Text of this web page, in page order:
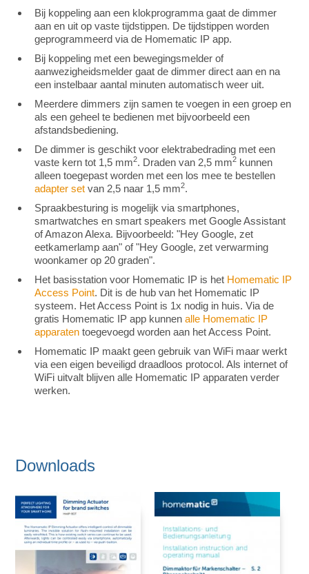
Bij koppeling aan een klokprogramma gaat de dimmer
aan en uit op vaste tijdstippen. De tijdstippen worden
geprogrammeerd via de Homematic IP app.
Bij koppeling met een bewegingsmelder of
aanwezigheidsmelder gaat de dimmer direct aan en na
een instelbaar aantal minuten automatisch weer uit.
Meerdere dimmers zijn samen te voegen in een groep en
als een geheel te bedienen met bijvoorbeeld een
afstandsbediening.
De dimmer is geschikt voor elektrabedrading met een
vaste kern tot 1,5 mm2. Draden van 2,5 mm2 kunnen
alleen toegepast worden met een los mee te bestellen
adapter set van 2,5 naar 1,5 mm2.
Spraakbesturing is mogelijk via smartphones,
smartwatches en smart speakers met Google Assistant
of Amazon Alexa. Bijvoorbeeld: "Hey Google, zet
eetkamerlamp aan" of "Hey Google, zet verwarming
woonkamer op 20 graden".
Het basisstation voor Homematic IP is het Homematic IP
Access Point. Dit is de hub van het Homematic IP
systeem. Het Access Point is 1x nodig in huis. Via de
gratis Homematic IP app kunnen alle Homematic IP
apparaten toegevoegd worden aan het Access Point.
Homematic IP maakt geen gebruik van WiFi maar werkt
via een eigen beveiligd draadloos protocol. Als internet of
WiFi uitvalt blijven alle Homematic IP apparaten verder
werken.
Downloads